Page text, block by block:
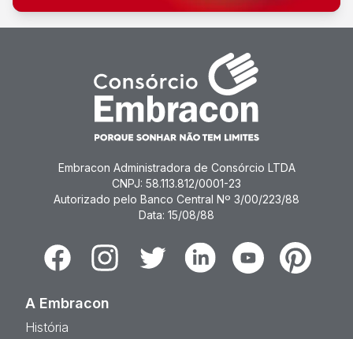
Embracon Administradora de Consórcio LTDA
CNPJ: 58.113.812/0001-23
Autorizado pelo Banco Central Nº 3/00/223/88
Data: 15/08/88
FacebookInstagramTwitter LinkedinYoutubePinterest
A Embracon
História